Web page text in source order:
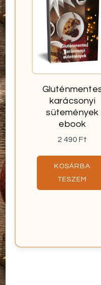
karácsonyi
sütemények
ebook
2 490Ft
KOSÁRBA
TESZEM